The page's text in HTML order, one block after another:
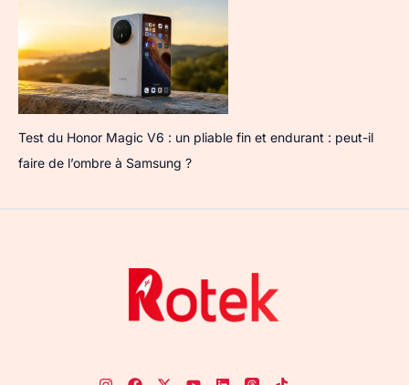
Test du Honor Magic V6 : un pliable fin et endurant : peut-il
faire de l’ombre à Samsung ?